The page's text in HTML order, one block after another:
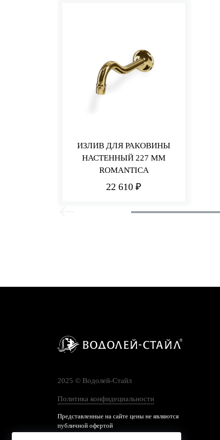
ИЗЛИВ ДЛЯ РАКОВИНЫ
НАСТЕННЫЙ 227 ММ
ROMANTICA
22 610 ₽
2025 © Водолей-Cтайл
Политика конфидециальности
Представленные на сайте цены не являются
публичной офертой